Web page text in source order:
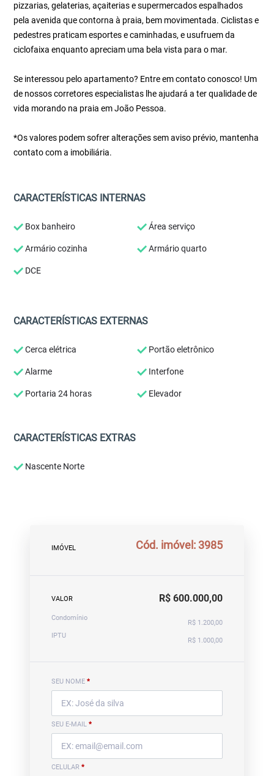
pizzarias, gelaterias, açaiterias e supermercados espalhados
pela avenida que contorna à praia, bem movimentada. Ciclistas e
pedestres praticam esportes e caminhadas, e usufruem da
ciclofaixa enquanto apreciam uma bela vista para o mar.
Se interessou pelo apartamento? Entre em contato conosco! Um
de nossos corretores especialistas lhe ajudará a ter qualidade de
vida morando na praia em João Pessoa.
*Os valores podem sofrer alterações sem aviso prévio, mantenha
contato com a imobiliária.
CARACTERÍSTICAS INTERNAS
Box banheiro Área serviço
Armário cozinha Armário quarto
DCE
CARACTERÍSTICAS EXTERNAS
Cerca elétrica Portão eletrônico
Alarme Interfone
Portaria 24 horas Elevador
CARACTERÍSTICAS EXTRAS
Nascente Norte
IMÓVEL Cód. imóvel: 3985
VALOR R$ 600.000,00
Condomínio
R$ 1.200,00
IPTU
R$ 1.000,00
SEU NOME *
SEU E-MAIL *
CELULAR *